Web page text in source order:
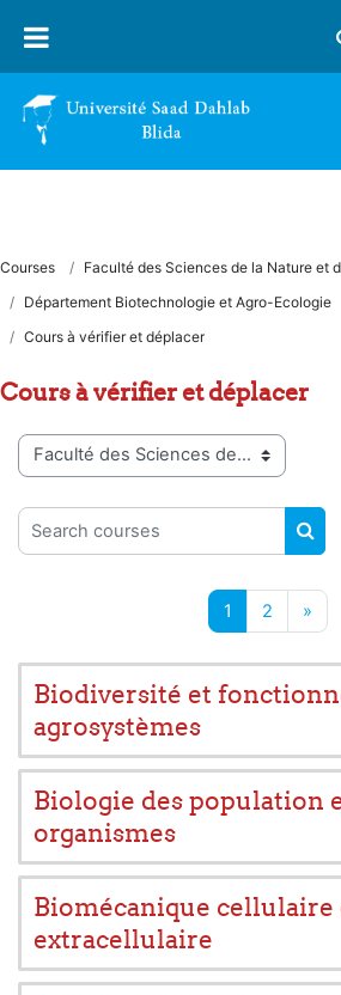
Courses
Faculté des Sciences de la Nature et
Département Biotechnologie et Agro-Ecologie
Cours à vérifier et déplacer
Cours à vérifier et déplacer
Course categories
Search courses
1 Page 1
2 Page 2
»
Biodiversité et
agrosystèmes
Biologie des population
organismes
Biomécanique
extracellulaire